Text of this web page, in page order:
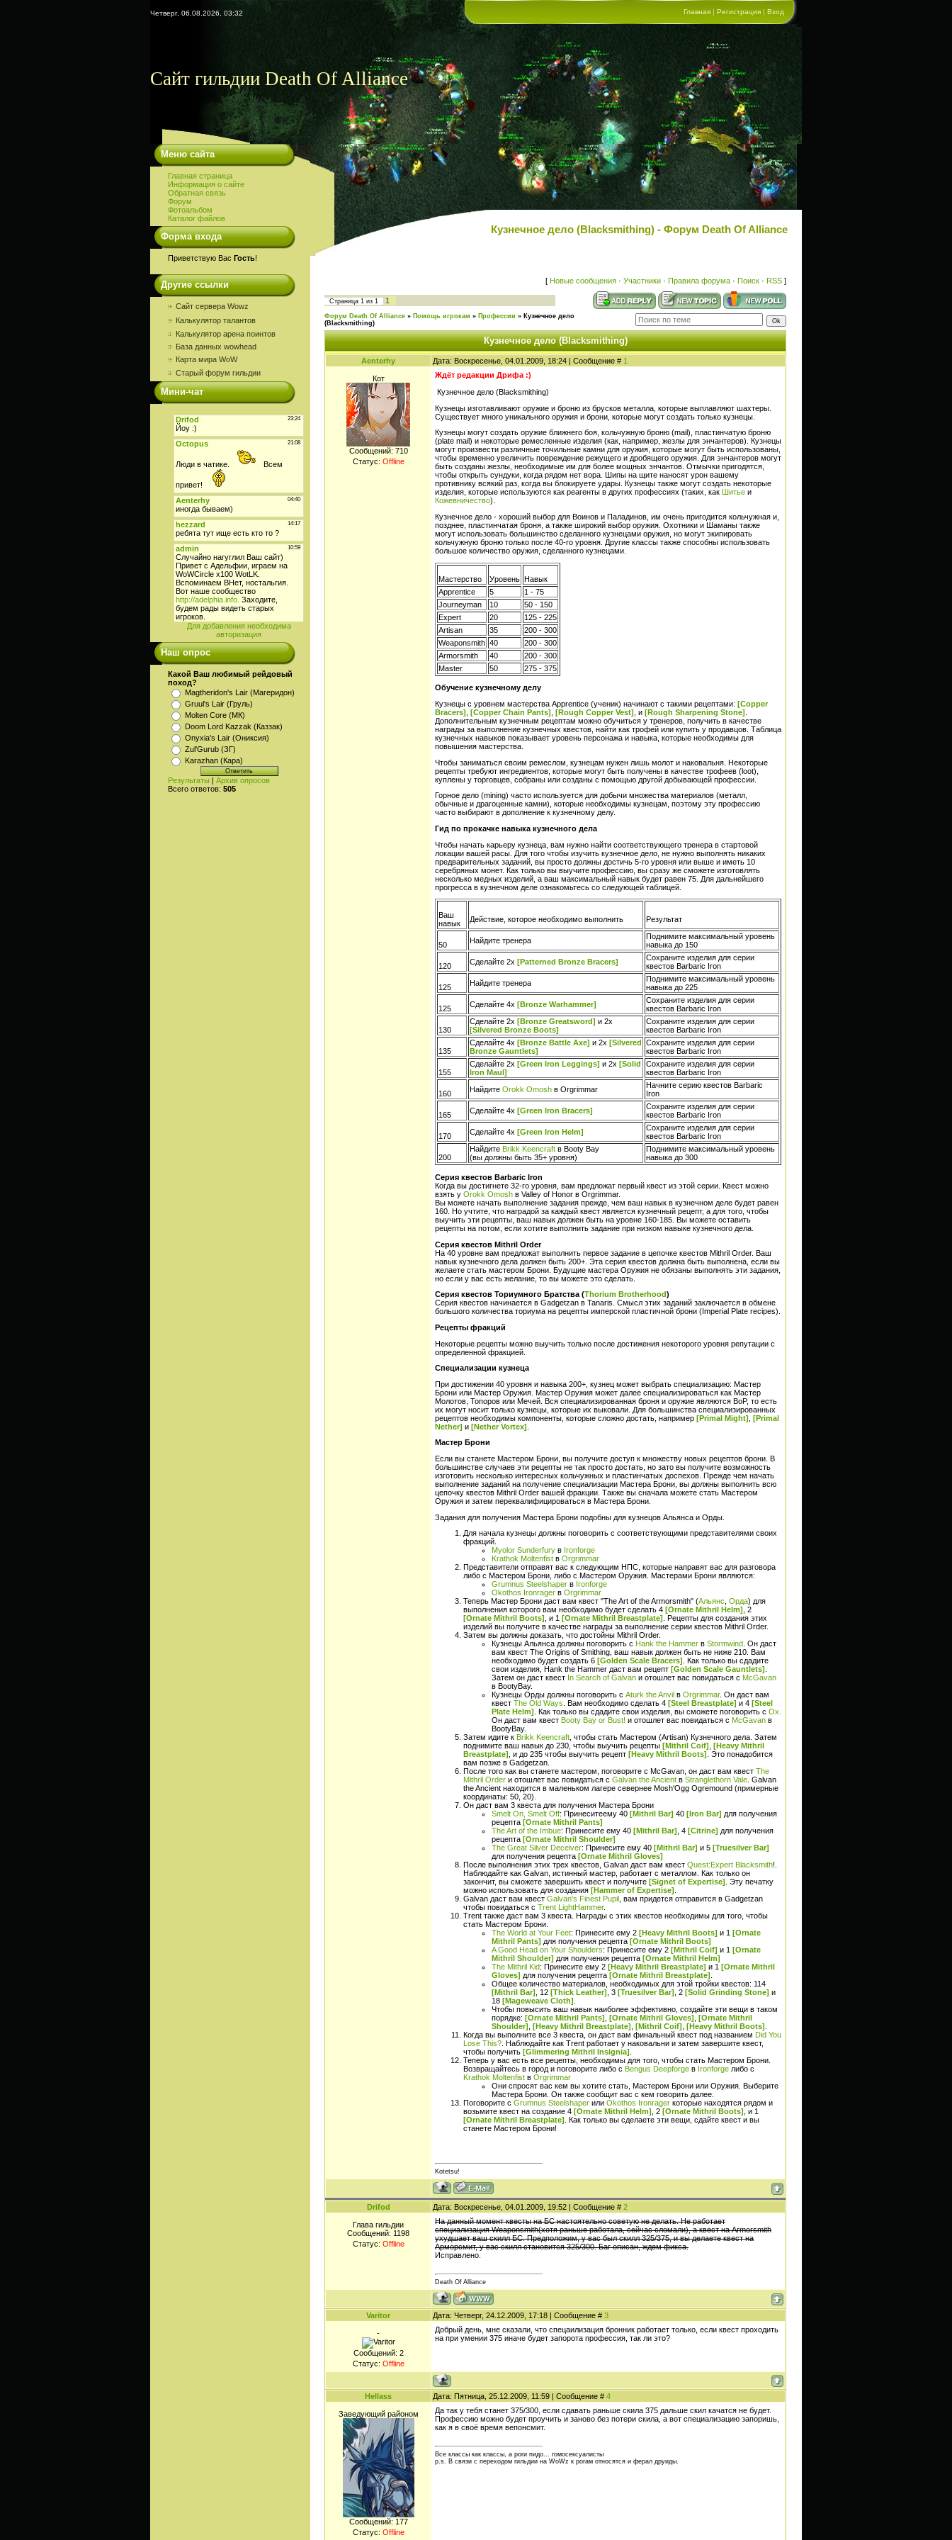
Четверг, 06.08.2026, 03:32 Главная | Регистрация | Вход
Сайт гильдии Death Of Alliance
Меню сайта
Главная страница
Информация о сайте
Обратная связь
Форум
Фотоальбом
Каталог файлов
Форма входа
Приветствую Вас Гость!
Другие ссылки
Сайт сервера Wowz
Калькулятор талантов
Калькулятор арена поинтов
База данных wowhead
Карта мира WoW
Старый форум гильдии
Мини-чат
Для добавления необходима
авторизация
Наш опрос
Какой Ваш любимый рейдовый
поход?
Magtheridon's Lair (Магеридон)
Gruul's Lair (Груль)
Molten Core (МК)
Doom Lord Kazzak (Каззак)
Onyxia's Lair (Ониксия)
Zul'Gurub (ЗГ)
Karazhan (Кара)
Результаты | Архив опросов
Всего ответов: 505
Кузнечное дело (Blacksmithing) - Форум Death Of Alliance
[ Новые сообщения · Участники · Правила форума · Поиск · RSS ]
Страница 1 из 1 1
Форум Death Of Alliance » Помощь игрокам » Профессии » Кузнечное дело
(Blacksmithing)
Кузнечное дело (Blacksmithing)
Aenterhy Дата: Воскресенье, 04.01.2009, 18:24 | Сообщение # 1
Кот
Сообщений: 710
Статус: Offline
Ждёт редакции Дрифа :)
Кузнечное дело (Blacksmithing)
Кузнецы изготавливают оружие и броню из брусков металла, которые выплавляют шахтеры.
Существует много уникального оружия и брони, которые могут создать только кузнецы.
Кузнецы могут создать оружие ближнего боя, кольчужную броню (mail), пластинчатую броню
(plate mail) и некоторые ремесленные изделия (как, например, жезлы для энчантеров). Кузнецы
могут произвести различные точильные камни для оружия, которые могут быть использованы,
чтобы временно увеличить повреждение режущего и дробящего оружия. Для энчантеров могут
быть созданы жезлы, необходимые им для более мощных энчантов. Отмычки пригодятся,
чтобы открыть сундуки, когда рядом нет вора. Шипы на щите наносят урон вашему
противнику всякий раз, когда вы блокируете удары. Кузнецы также могут создать некоторые
изделия, которые используются как реагенты в других профессиях (таких, как
Шитье и
Кожевничество).
Кузнечное дело - хороший выбор для Воинов и Паладинов, им очень пригодится кольчужная и,
позднее, пластинчатая броня, а также широкий выбор оружия. Охотники и Шаманы также
могут использовать большинство сделанного кузнецами оружия, но могут экипировать
кольчужную броню только после 40-го уровня. Другие классы также способны использовать
большое количество оружия, сделанного кузнецами.
Мастерство Уровень Навык
Apprentice
5
1 - 75
Journeyman
10
50 - 150
Expert
20
125 - 225
Artisan
35
200 - 300
Weaponsmith 40
200 - 300
Armorsmith
40
200 - 300
Master
50 275 - 375
Обучение кузнечному делу
Кузнецы с уровнем мастерства Apprentice (ученик) начинают с такими рецептами: [Copper
Bracers] [Copper Chain Pants] [Rough Copper Vest] , и [Rough Sharpening Stone]
Дополнительным кузнечным рецептам можно обучиться у тренеров, получить в качестве
награды за выполнение кузнечных квестов, найти как трофей или купить у продавцов. Таблица
кузнечных навыков показывает уровень персонажа и навыка, которые необходимы для
повышения мастерства.
Чтобы заниматься своим ремеслом, кузнецам нужен лишь молот и наковальня. Некоторые
рецепты требуют ингредиентов, которые могут быть получены в качестве трофеев (loot),
куплены у торговцев, собраны или созданы с помощью другой добывающей профессии.
Горное дело (mining) часто используется для добычи множества материалов (металл,
обычные и драгоценные камни), которые необходимы кузнецам, поэтому эту профессию
часто выбирают в дополнение к кузнечному делу.
Гид по прокачке навыка кузнечного дела
Чтобы начать карьеру кузнеца, вам нужно найти соответствующего тренера в стартовой
локации вашей расы. Для того чтобы изучить кузнечное дело, не нужно выполнять никаких
предварительных заданий, вы просто должны достичь 5-го уровня или выше и иметь 10
серебряных монет. Как только вы выучите профессию, вы сразу же сможете изготовлять
несколько медных изделий, а ваш максимальный навык будет равен 75. Для дальнейшего
прогресса в кузнечном деле ознакомьтесь со следующей таблицей.
Ваш
навык
Действие, которое необходимо выполнить Результат
50 Найдите тренера
Поднимите максимальный уровень
навыка до 150
120 Сделайте 2x [Patterned Bronze Bracers]
Сохраните изделия для серии
квестов Barbaric Iron
125 Найдите тренера
Поднимите максимальный уровень
навыка до 225
125 Сделайте 4x [Bronze Warhammer]
Сохраните изделия для серии
квестов Barbaric Iron
130
Сделайте 2x [Bronze Greatsword] и 2x
[Silvered Bronze Boots]
Сохраните изделия для серии
квестов Barbaric Iron
135
Сделайте 4x [Bronze Battle Axe] и 2x [Silvered
Bronze Gauntlets]
Сохраните изделия для серии
квестов Barbaric Iron
155
Сделайте 2x [Green Iron Leggings] и 2x [Solid
Iron Maul]
Сохраните изделия для серии
квестов Barbaric Iron
160 Найдите Orokk Omosh в Orgrimmar
Начните серию квестов Barbaric
Iron
165 Сделайте 4x [Green Iron Bracers]
Сохраните изделия для серии
квестов Barbaric Iron
170 Сделайте 4x [Green Iron Helm]
Сохраните изделия для серии
квестов Barbaric Iron
200
Найдите Brikk Keencraft в Booty Bay
(вы должны быть 35+ уровня)
Поднимите максимальный уровень
навыка до 300
Серия квестов Barbaric Iron
Когда вы достигнете 32-го уровня, вам предложат первый квест из этой серии. Квест можно
взять у Orokk Omosh в Valley of Honor в Orgrimmar.
Вы можете начать выполнение задания прежде, чем ваш навык в кузнечном деле будет равен
160. Но учтите, что наградой за каждый квест является кузнечный рецепт, а для того, чтобы
выучить эти рецепты, ваш навык должен быть на уровне 160-185. Вы можете оставить
рецепты на потом, если хотите выполнить задание при низком навыке кузнечного дела.
Серия квестов Mithril Order
На 40 уровне вам предложат выполнить первое задание в цепочке квестов Mithril Order. Ваш
навык кузнечного дела должен быть 200+. Эта серия квестов должна быть выполнена, если вы
желаете стать мастером Брони. Будущие мастера Оружия не обязаны выполнять эти задания,
но если у вас есть желание, то вы можете это сделать.
Серия квестов Ториумного Братства (Thorium Brotherhood)
Серия квестов начинается в Gadgetzan в Tanaris. Смысл этих заданий заключается в обмене
большого количества ториума на рецепты имперской пластичной брони (Imperial Plate recipes).
Рецепты фракций
Некоторые рецепты можно выучить только после достижения некоторого уровня репутации с
определенной фракцией.
Специализации кузнеца
При достижении 40 уровня и навыка 200+, кузнец может выбрать специализацию: Мастер
Брони или Мастер Оружия. Мастер Оружия может далее специализироваться как Мастер
Молотов, Топоров или Мечей. Вся специализированная броня и оружие являются BoP, то есть
их могут носит только кузнецы, которые их выковали. Для большинства специализированных
рецептов необходимы компоненты, которые сложно достать, например [Primal Might] [Primal
Nether] и [Nether Vortex]
Мастер Брони
Если вы станете Мастером Брони, вы получите доступ к множеству новых рецептов брони. В
большинстве случаев эти рецепты не так просто достать, но зато вы получите возможность
изготовить несколько интересных кольчужных и пластинчатых доспехов. Прежде чем начать
выполнение заданий на получение специализации Мастера Брони, вы должны выполнить всю
цепочку квестов Mithril Order вашей фракции. Также вы сначала можете стать Мастером
Оружия и затем переквалифицироваться в Мастера Брони.
Задания для получения Мастера Брони подобны для кузнецов Альянса и Орды.
Для начала кузнецы должны поговорить с соответствующими представителями своих
фракций.
Myolor Sunderfury в Ironforge
Krathok Moltenfist в Orgrimmar
Представители отправят вас к следующим НПС, которые направят вас для разговора
либо с Мастером Брони, либо с Мастером Оружия. Мастерами Брони являются:
Grumnus Steelshaper в Ironforge
Okothos Ironrager в Orgrimmar
Теперь Мастер Брони даст вам квест "The Art of the Armorsmith" (Альянс, Орда) для
выполнения которого вам необходимо будет сделать 4 [Ornate Mithril Helm] , 2
[Ornate Mithril Boots] , и 1 [Ornate Mithril Breastplate] . Рецепты для создания этих
изделий вы получите в качестве награды за выполнение серии квестов Mithril Order.
Затем вы должны доказать, что достойны Mithril Order.
Кузнецы Альянса должны поговорить с Hank the Hammer в Stormwind. Он даст
вам квест The Origins of Smithing, ваш навык должен быть не ниже 210. Вам
необходимо будет создать 6 [Golden Scale Bracers] . Как только вы сдадите
свои изделия, Hank the Hammer даст вам рецепт [Golden Scale Gauntlets] .
Затем он даст квест In Search of Galvan и отошлет вас повидаться с McGavan
в BootyBay.
Кузнецы Орды должны поговорить с Aturk the Anvil в Orgrimmar. Он даст вам
квест The Old Ways. Вам необходимо сделать 4 [Steel Breastplate] и 4 [Steel
Plate Helm] . Как только вы сдадите свои изделия, вы сможете поговорить с Ox.
Он даст вам квест Booty Bay or Bust! и отошлет вас повидаться с McGavan в
BootyBay.
Затем идите к Brikk Keencraft, чтобы стать Мастером (Artisan) Кузнечного дела. Затем
поднимите ваш навык до 230, чтобы выучить рецепты [Mithril Coif] , [Heavy Mithril
Breastplate] , и до 235 чтобы выучить рецепт [Heavy Mithril Boots] . Это понадобится
вам позже в Gadgetzan.
После того как вы станете мастером, поговорите с McGavan, он даст вам квест The
Mithril Order и отошлет вас повидаться с Galvan the Ancient в Stranglethorn Vale. Galvan
the Ancient находится в маленьком лагере севернее Mosh'Ogg Ogremound (примерные
координаты: 50, 20).
Он даст вам 3 квеста для получения Мастера Брони
Smelt On, Smelt Off: Принеситеему 40 [Mithril Bar] 40 [Iron Bar] для получения
рецепта [Ornate Mithril Pants]
The Art of the Imbue: Принесите ему 40 [Mithril Bar] , 4 [Citrine] для получения
рецепта [Ornate Mithril Shoulder]
The Great Silver Deceiver: Принесите ему 40 [Mithril Bar] и 5 [Truesilver Bar]
для получения рецепта [Ornate Mithril Gloves]
После выполнения этих трех квестов, Galvan даст вам квест Quest:Expert Blacksmith!.
Наблюдайте как Galvan, истинный мастер, работает с металлом. Как только он
закончит, вы сможете завершить квест и получите [Signet of Expertise] . Эту печатку
можно использовать для создания [Hammer of Expertise] .
Galvan даст вам квест Galvan's Finest Pupil , вам придется отправится в Gadgetzan
чтобы повидаться с Trent LightHammer.
Trent также даст вам 3 квеста. Награды с этих квестов необходимы для того, чтобы
стать Мастером Брони.
The World at Your Feet: Принесите ему 2 [Heavy Mithril Boots] и 1 [Ornate
Mithril Pants] для получения рецепта [Ornate Mithril Boots]
A Good Head on Your Shoulders: Принесите ему 2 [Mithril Coif] и 1 [Ornate
Mithril Shoulder] для получения рецепта [Ornate Mithril Helm]
The Mithril Kid: Принесите ему 2 [Heavy Mithril Breastplate] и 1 [Ornate Mithril
Gloves] для получения рецепта [Ornate Mithril Breastplate] .
Общее количество материалов, необходимых для этой тройки квестов: 114
[Mithril Bar] , 12 [Thick Leather] , 3 [Truesilver Bar] , 2 [Solid Grinding Stone] и
18 [Mageweave Cloth] .
Чтобы повысить ваш навык наиболее эффективно, создайте эти вещи в таком
порядке: [Ornate Mithril Pants] , [Ornate Mithril Gloves] , [Ornate Mithril
Shoulder] , [Heavy Mithril Breastplate] , [Mithril Coif] , [Heavy Mithril Boots] .
Когда вы выполните все 3 квеста, он даст вам финальный квест под названием Did You
Lose This?. Наблюдайте как Trent работает у наковальни и затем завершите квест,
чтобы получить [Glimmering Mithril Insignia] .
Теперь у вас есть все рецепты, необходимы для того, чтобы стать Мастером Брони.
Возвращайтесь в город и поговорите либо с Bengus Deepforge в Ironforge либо с
Krathok Moltenfist в Orgrimmar
Они спросят вас кем вы хотите стать, Мастером Брони или Оружия. Выберите
Мастера Брони. Он также сообщит вас с кем говорить далее.
Поговорите с Grumnus Steelshaper или Okothos Ironrager которые находятся рядом и
возьмите квест на создание 4 [Ornate Mithril Helm] , 2 [Ornate Mithril Boots] , и 1
[Ornate Mithril Breastplate] . Как только вы сделаете эти вещи, сдайте квест и вы
станете Мастером Брони!
Kotetsu!
Drifod Дата: Воскресенье, 04.01.2009, 19:52 | Сообщение # 2
Глава гильдии
Сообщений: 1198
Статус: Offline
На данный момент квесты на БС настоятельно советую не делать. Не работает
специализация Weaponsmith(хотя раньше работала, сейчас сломали), а квест на Armorsmith
ухудшает ваш скилл БС. Предположим, у вас был скилл 325/375, и вы делаете квест на
Арморсмит, у вас скилл становится 325/300. Баг описан, ждем фикса.
Исправлено.
Death Of Alliance
Varitor Дата: Четверг, 24.12.2009, 17:18 | Сообщение # 3
-
Сообщений: 2
Статус: Offline
Добрый день, мне сказали, что спецаилизация бронник работает только, если квест проходить
на при умении 375 иначе будет запорота профессия, так ли это?
Hellass Дата: Пятница, 25.12.2009, 11:59 | Сообщение # 4
Заведующий районом
Сообщений: 177
Статус: Offline
Да так у тебя станет 375/300, если сдавать раньше скила 375 дальше скил качатся не будет.
Профессию можно будет проучить и заново без потери скила, а вот специализацию запоришь,
как я в своё время вепонсмит.
Все классы как классы, а роги пидо... гомосексуалисты
p.s. В связи с переходом гильдии на WoWz к рогам относятся и ферал друиды.